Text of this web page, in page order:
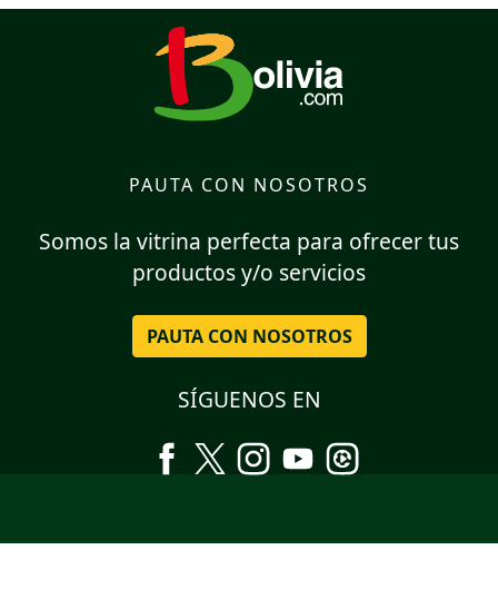
PAUTA CON NOSOTROS
Somos la vitrina perfecta para ofrecer tus
productos y/o servicios
PAUTA CON NOSOTROS
SÍGUENOS EN